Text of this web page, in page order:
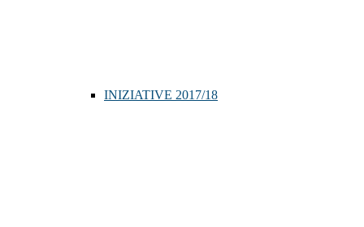
INIZIATIVE 2017/18